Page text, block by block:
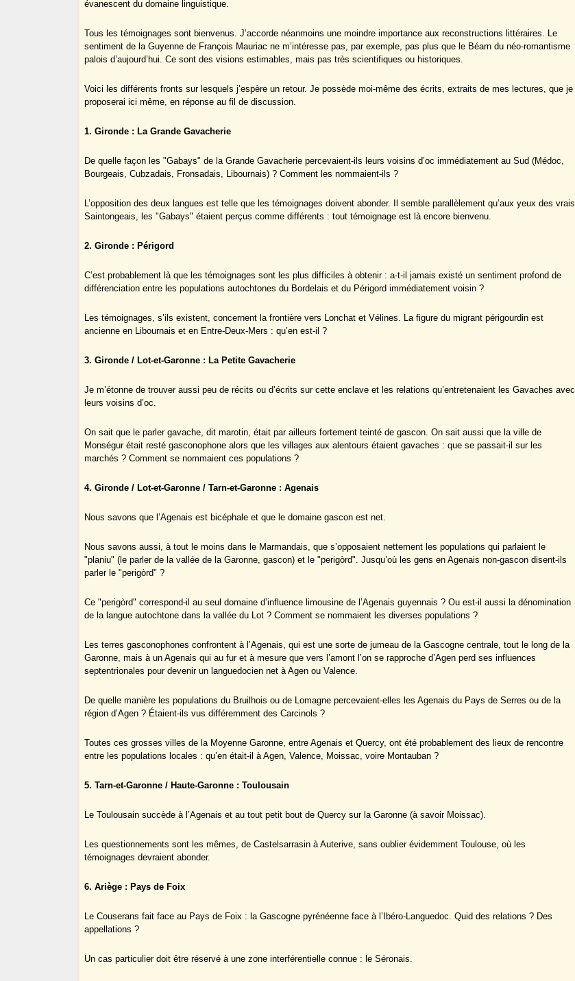
évanescent du domaine linguistique.
Tous les témoignages sont bienvenus. J’accorde néanmoins une moindre importance aux reconstructions littéraires. Le
sentiment de la Guyenne de François Mauriac ne m’intéresse pas, par exemple, pas plus que le Béarn du néo-romantisme
palois d’aujourd’hui. Ce sont des visions estimables, mais pas très scientifiques ou historiques.
Voici les différents fronts sur lesquels j’espère un retour. Je possède moi-même des écrits, extraits de mes lectures, que je
proposerai ici même, en réponse au fil de discussion.
1. Gironde : La Grande Gavacherie
De quelle façon les "Gabays" de la Grande Gavacherie percevaient-ils leurs voisins d’oc immédiatement au Sud (Médoc,
Bourgeais, Cubzadais, Fronsadais, Libournais) ? Comment les nommaient-ils ?
L’opposition des deux langues est telle que les témoignages doivent abonder. Il semble parallèlement qu’aux yeux des vrais
Saintongeais, les "Gabays" étaient perçus comme différents : tout témoignage est là encore bienvenu.
2. Gironde : Périgord
C’est probablement là que les témoignages sont les plus difficiles à obtenir : a-t-il jamais existé un sentiment profond de
différenciation entre les populations autochtones du Bordelais et du Périgord immédiatement voisin ?
Les témoignages, s’ils existent, concernent la frontière vers Lonchat et Vélines. La figure du migrant périgourdin est
ancienne en Libournais et en Entre-Deux-Mers : qu’en est-il ?
3. Gironde / Lot-et-Garonne : La Petite Gavacherie
Je m’étonne de trouver aussi peu de récits ou d’écrits sur cette enclave et les relations qu’entretenaient les Gavaches avec
leurs voisins d’oc.
On sait que le parler gavache, dit marotin, était par ailleurs fortement teinté de gascon. On sait aussi que la ville de
Monségur était resté gasconophone alors que les villages aux alentours étaient gavaches : que se passait-il sur les
marchés ? Comment se nommaient ces populations ?
4. Gironde / Lot-et-Garonne / Tarn-et-Garonne : Agenais
Nous savons que l’Agenais est bicéphale et que le domaine gascon est net.
Nous savons aussi, à tout le moins dans le Marmandais, que s’opposaient nettement les populations qui parlaient le
"planiu" (le parler de la vallée de la Garonne, gascon) et le "perigòrd". Jusqu’où les gens en Agenais non-gascon disent-ils
parler le "perigòrd" ?
Ce "perigòrd" correspond-il au seul domaine d’influence limousine de l’Agenais guyennais ? Ou est-il aussi la dénomination
de la langue autochtone dans la vallée du Lot ? Comment se nommaient les diverses populations ?
Les terres gasconophones confrontent à l’Agenais, qui est une sorte de jumeau de la Gascogne centrale, tout le long de la
Garonne, mais à un Agenais qui au fur et à mesure que vers l’amont l’on se rapproche d’Agen perd ses influences
septentrionales pour devenir un languedocien net à Agen ou Valence.
De quelle manière les populations du Bruilhois ou de Lomagne percevaient-elles les Agenais du Pays de Serres ou de la
région d’Agen ? Étaient-ils vus différemment des Carcinols ?
Toutes ces grosses villes de la Moyenne Garonne, entre Agenais et Quercy, ont été probablement des lieux de rencontre
entre les populations locales : qu’en était-il à Agen, Valence, Moissac, voire Montauban ?
5. Tarn-et-Garonne / Haute-Garonne : Toulousain
Le Toulousain succède à l’Agenais et au tout petit bout de Quercy sur la Garonne (à savoir Moissac).
Les questionnements sont les mêmes, de Castelsarrasin à Auterive, sans oublier évidemment Toulouse, où les
témoignages devraient abonder.
6. Ariège : Pays de Foix
Le Couserans fait face au Pays de Foix : la Gascogne pyrénéenne face à l’Ibéro-Languedoc. Quid des relations ? Des
appellations ?
Un cas particulier doit être réservé à une zone interférentielle connue : le Séronais.